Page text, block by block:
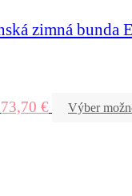
zimná bunda
73,70 €
Výber